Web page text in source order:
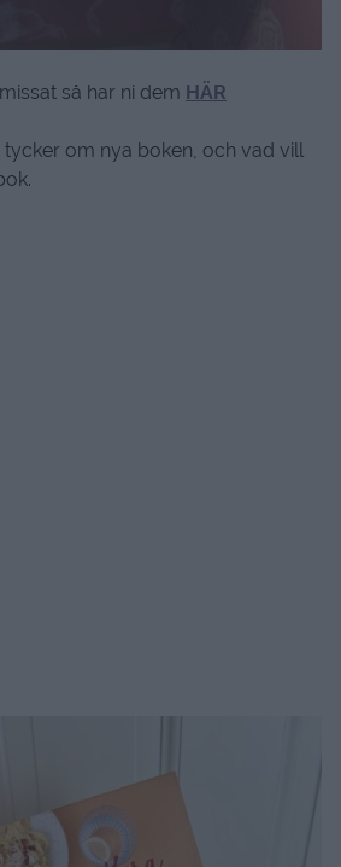
så har ni dem HÄR
om nya boken, och vad vill